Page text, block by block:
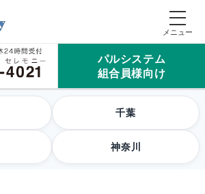
パルシステム
組合員様向け
千葉
神奈川